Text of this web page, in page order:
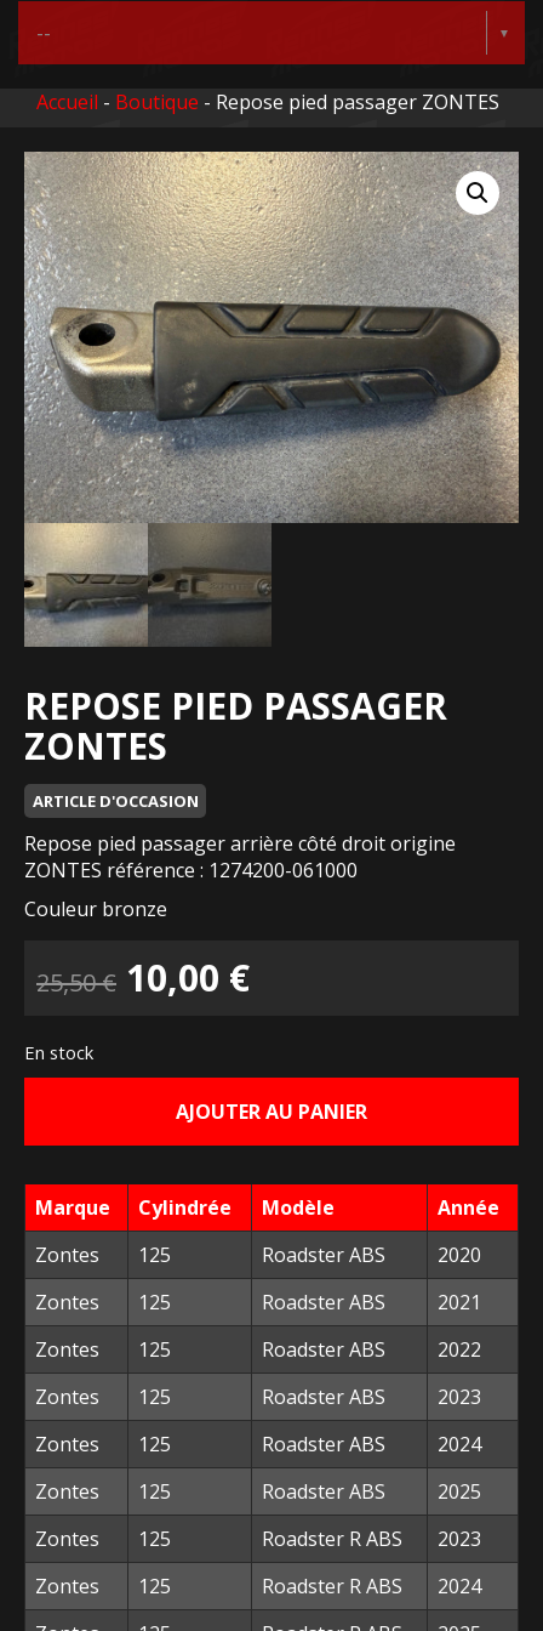
Accueil - Boutique - Repose pied passager ZONTES
REPOSE PIED PASSAGER
ZONTES
ARTICLE D'OCCASION
Repose pied passager arrière côté droit origine
ZONTES référence : 1274200-061000
Couleur bronze
25,50€ Le
initial
était :
25,50 €.
10,00 €Le
actuel
est :
10,00 €.
En stock
AJOUTER AU PANIER
Marque Cylindrée Modèle
Année
Zontes
125 Roadster ABS
2020
Zontes
125 Roadster ABS
2021
Zontes
125 Roadster ABS
2022
Zontes
125 Roadster ABS
2023
Zontes
125 Roadster ABS
2024
Zontes
125 Roadster ABS
2025
Zontes
125 Roadster R ABS
2023
Zontes
125 Roadster R ABS
2024